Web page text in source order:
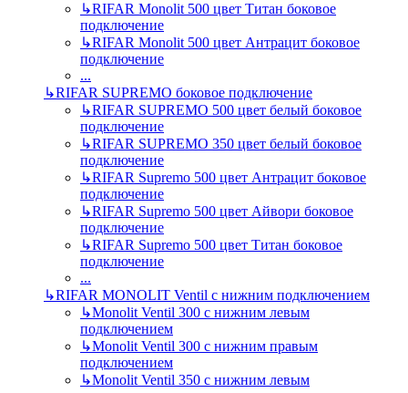
↳RIFAR Monolit 500 цвет Титан боковое
подключение
↳RIFAR Monolit 500 цвет Антрацит боковое
подключение
...
↳RIFAR SUPREMO боковое подключение
↳RIFAR SUPREMO 500 цвет белый боковое
подключение
↳RIFAR SUPREMO 350 цвет белый боковое
подключение
↳RIFAR Supremo 500 цвет Антрацит боковое
подключение
↳RIFAR Supremo 500 цвет Айвори боковое
подключение
↳RIFAR Supremo 500 цвет Титан боковое
подключение
...
↳RIFAR MONOLIT Ventil с нижним подключением
↳Monolit Ventil 300 с нижним левым
подключением
↳Monolit Ventil 300 с нижним правым
подключением
↳Monolit Ventil 350 с нижним левым